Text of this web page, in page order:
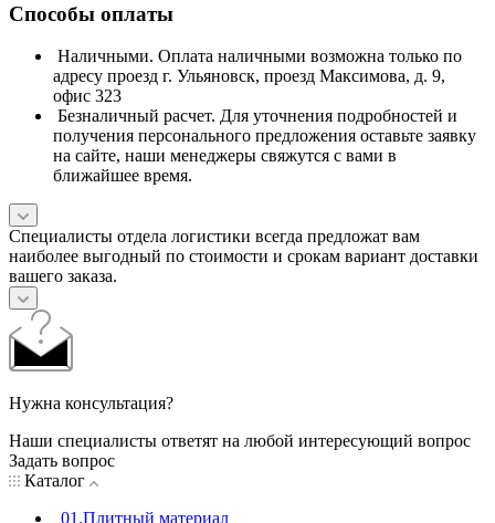
Способы оплаты
Наличными. Оплата наличными возможна только по
адресу проезд г. Ульяновск, проезд Максимова, д. 9,
офис 323
Безналичный расчет. Для уточнения подробностей и
получения персонального предложения оставьте заявку
на сайте, наши менеджеры свяжутся с вами в
ближайшее время.
Специалисты отдела логистики всегда предложат вам
наиболее выгодный по стоимости и срокам вариант доставки
вашего заказа.
Нужна консультация?
Наши специалисты ответят на любой интересующий вопрос
Задать вопрос
Каталог
01.Плитный материал